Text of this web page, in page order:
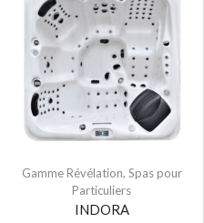
Gamme Révélation, Spas pour
Particuliers
INDORA